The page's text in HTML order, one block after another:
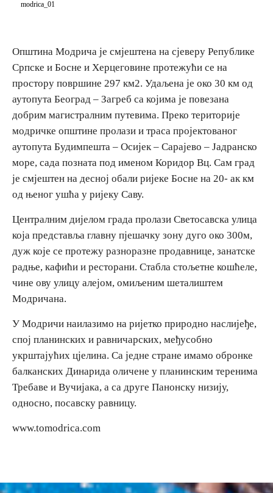
modrica_01
Општина Модрича је смјештена на сјеверу Републике
Српске и Босне и Херцеговине протежући се на
простору површине 297 км2. Удаљена је око 30 км од
аутопута Београд – Загреб са којима је повезана
добрим магистралним путевима. Преко територије
модричке општине пролази и траса пројектованог
аутопута Будимпешта – Осијек – Сарајево – Јадранско
море, сада позната под именом Коридор Вц. Сам град
је смјештен на десној обали ријеке Босне на 20- ак км
од њеног ушћа у ријеку Саву.
Централним дијелом града пролази Светосавска улица
која представља главну пјешачку зону дуго око 300м,
дуж које се протежу разноразне продавнице, занатске
радње, кафићи и ресторани. Стабла стољетне кошћеле,
чине ову улицу алејом, омиљеним шеталиштем
Модричана.
У Модричи наилазимо на ријетко природно наслијеђе,
спој планинских и равничарских, међусобно
укрштајућих цјелина. Са једне стране имамо обронке
балканских Динарида оличене у планинским теренима
Требаве и Вучијака, а са друге Панонску низију,
односно, посавску равницу.
www.tomodrica.com